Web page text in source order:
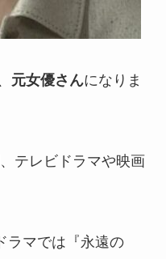
元女優さんになりま
テレビドラマや映画
ラマでは『永遠の